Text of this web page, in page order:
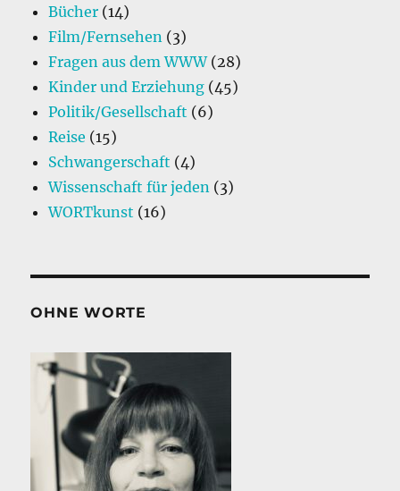
Bücher (14)
Film/Fernsehen (3)
Fragen aus dem WWW(28)
Kinder und Erziehung (45)
Politik/Gesellschaft (6)
Reise (15)
Schwangerschaft (4)
Wissenschaft für jeden (3)
WORTkunst (16)
OHNE WORTE